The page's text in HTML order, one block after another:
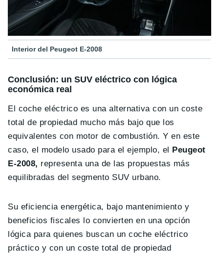
Interior del Peugeot E-2008
Conclusión: un SUV eléctrico con lógica
económica real
El coche eléctrico es una alternativa con un coste
total de propiedad mucho más bajo que los
equivalentes con motor de combustión. Y en este
caso, el modelo usado para el ejemplo, el Peugeot
E-2008, representa una de las propuestas más
equilibradas del segmento SUV urbano.
Su eficiencia energética, bajo mantenimiento y
beneficios fiscales lo convierten en una opción
lógica para quienes buscan un coche eléctrico
práctico y con un coste total de propiedad